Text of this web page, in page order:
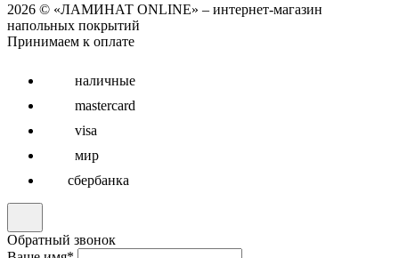
2026 © «ЛАМИНАТ ONLINE» – интернет-магазин
напольных покрытий
Принимаем к оплате
наличные
mastercard
visa
мир
сбербанка
Обратный звонок